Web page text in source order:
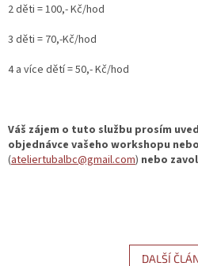
2 děti = 100,- Kč/hod
3 děti = 70,-Kč/hod
4 a více dětí = 50,- Kč/hod
Váš zájem o tuto službu prosím
objednávce vašeho workshopu
(ateliertubalbc@gmail.com) nebo
DALŠÍ